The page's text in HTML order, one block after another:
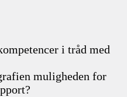
i tråd med
muligheden for